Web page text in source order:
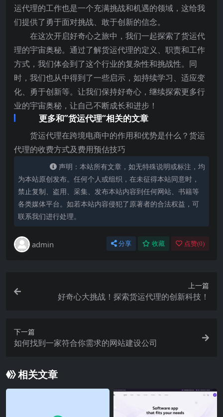
运代理的工作也是一个充满挑战和机遇的领域，这给我
们提供了勇于面对挑战、敢于创新的信念。
在这次开启好奇心之旅中，我们一起探索了货运代
理的宇宙奥秘。通过了解货运代理的定义、职责和工作
方式，我们体会到了这个行业的复杂性和挑战性。同
时，我们也从中得到了一些启示，如持续学习、适应变
化、勇于创新等。让我们保持好奇心，继续探索更多行
业的宇宙奥秘，让自己不断成长和进步！
更多和”货运代理“相关的文章
货运代理在跨境电商中的作用和优势是什么？货运
代理的收费方式及费用预估技巧
声明：本站所有文章，如无特殊说明或标注，均
为本站原创发布。任何个人或组织，在未征得本站同意时，
禁止复制、盗用、采集、发布本站内容到任何网站、书籍等
各类媒体平台。如若本站内容侵犯了原著者的合法权益，可
联系我们进行处理。
admin 分享 收藏 点赞(0)
上一篇
好奇心大挑战！探索货运代理的创新科技！
下一篇
如何找到一家符合你需求的网站建设公司
相关文章